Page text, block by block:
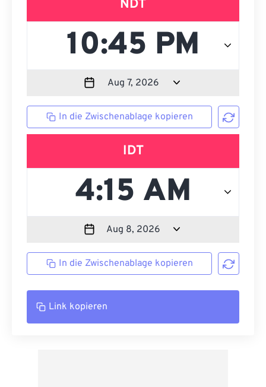
NDT
In die Zwischenablage kopieren
IDT
In die Zwischenablage kopieren
Link kopieren